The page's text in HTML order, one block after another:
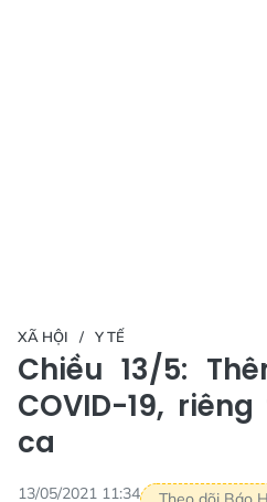
XÃ HỘI Y TẾ
Chiều 13/5:
COVID-19,
ca
13/05/2021 11:34